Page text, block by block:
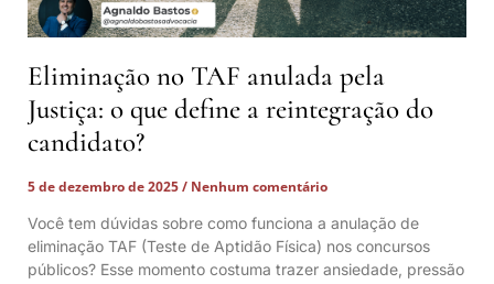
Eliminação no TAF anulada pela
Justiça: o que define a reintegração do
candidato?
5 de dezembro de 2025
Nenhum comentário
Você tem dúvidas sobre como funciona a anulação de
eliminação TAF (Teste de Aptidão Física) nos concursos
públicos? Esse momento costuma trazer ansiedade, pressão